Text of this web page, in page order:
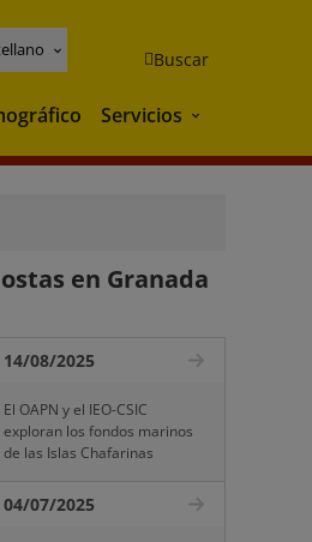
Buscar
Servicios Servicios
en Granada
14/08/2025
El OAPN y el IEO-CSIC
exploran los fondos marinos
de las Islas Chafarinas
04/07/2025